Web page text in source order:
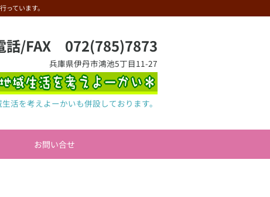
ています。
話/FAX 072(785)7873
兵庫県伊丹市鴻池5丁目11-27
活を考えよーかいも併設しております。
お問い合せ